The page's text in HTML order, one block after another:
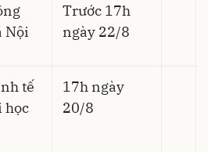
Nội
Trước 17h
ngày 22/8
tế
học
17h ngày
20/8